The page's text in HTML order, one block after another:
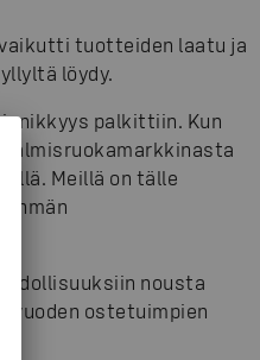
tuotteiden laatu ja
löydy.
palkittiin. Kun
Meillä on tälle
nousta
vuoden ostetuimpien